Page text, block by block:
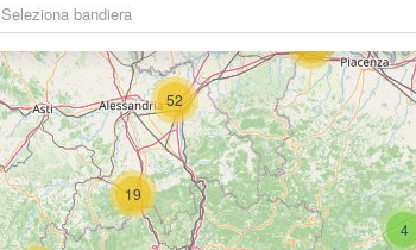
Seleziona bandiera
19
52
4